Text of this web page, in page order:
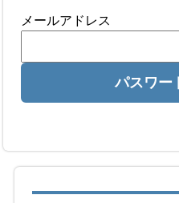
メールアドレス